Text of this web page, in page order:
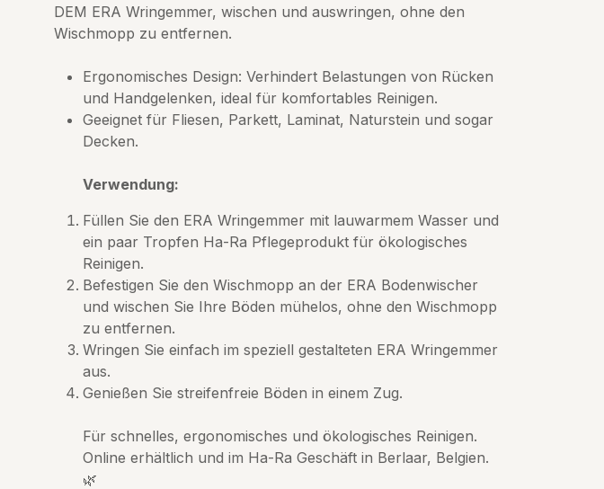
DEM ERA Wringemmer, wischen und auswringen, ohne den
Wischmopp zu entfernen.
Ergonomisches Design: Verhindert Belastungen von Rücken
und Handgelenken, ideal für komfortables Reinigen.
Geeignet für Fliesen, Parkett, Laminat, Naturstein und sogar
Decken.
Verwendung:
Füllen Sie den ERA Wringemmer mit lauwarmem Wasser und
ein paar Tropfen Ha-Ra Pflegeprodukt für ökologisches
Reinigen.
Befestigen Sie den Wischmopp an der ERA Bodenwischer
und wischen Sie Ihre Böden mühelos, ohne den Wischmopp
zu entfernen.
Wringen Sie einfach im speziell gestalteten ERA Wringemmer
aus.
Genießen Sie streifenfreie Böden in einem Zug.
Für schnelles, ergonomisches und ökologisches Reinigen.
Online erhältlich und im Ha-Ra Geschäft in Berlaar, Belgien.
🌿